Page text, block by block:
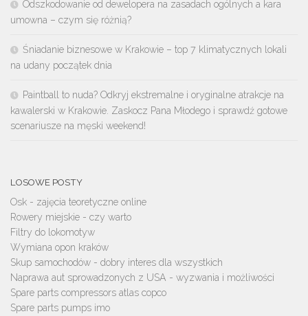
Odszkodowanie od dewelopera na zasadach ogólnych a kara
umowna – czym się różnią?
Śniadanie biznesowe w Krakowie – top 7 klimatycznych lokali
na udany początek dnia
Paintball to nuda? Odkryj ekstremalne i oryginalne atrakcje na
kawalerski w Krakowie. Zaskocz Pana Młodego i sprawdź gotowe
scenariusze na męski weekend!
LOSOWE POSTY
Osk - zajęcia teoretyczne online
Rowery miejskie - czy warto
Filtry do lokomotyw
Wymiana opon kraków
Skup samochodów - dobry interes dla wszystkich
Naprawa aut sprowadzonych z USA - wyzwania i możliwości
Spare parts compressors atlas copco
Spare parts pumps imo